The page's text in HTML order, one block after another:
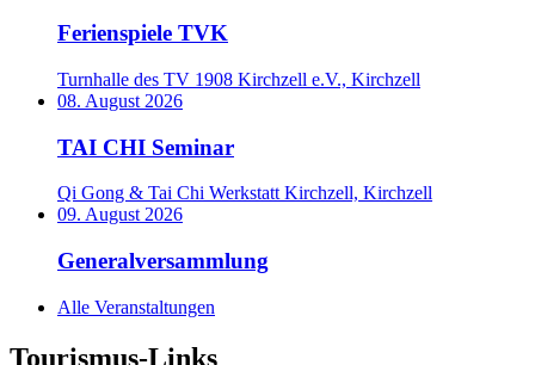
Ferienspiele TVK
Turnhalle des TV 1908 Kirchzell e.V., Kirchzell
08. August 2026
TAI CHI Seminar
Qi Gong & Tai Chi Werkstatt Kirchzell, Kirchzell
09. August 2026
Generalversammlung
Alle Veranstaltungen
Tourismus-Links